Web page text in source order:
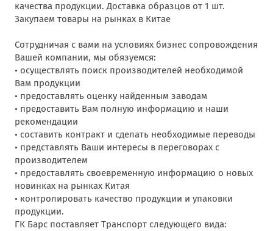
качества продукции. Доставка образцов от 1 шт.
Закупаем товары на рынках в Китае
Сотрудничая с вами на условиях бизнес сопровождения
Вашей компании, мы обязуемся:
• осуществлять поиск производителей необходимой
Вам продукции
• предоставлять оценку найденным заводам
• предоставить Вам полную информацию и наши
рекомендации
• составить контракт и сделать необходимые переводы
• представлять Ваши интересы в переговорах с
производителем
• предоставлять своевременную информацию о новых
новинках на рынках Китая
• контролировать качество продукции и упаковки
продукции.
ГК Барс поставляет Транспорт следующего вида: